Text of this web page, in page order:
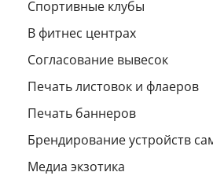
Спортивные клубы
В фитнес центрах
Согласование вывесок
Печать листовок и флаеров
Печать баннеров
Брендирование устройств
Медиа экзотика